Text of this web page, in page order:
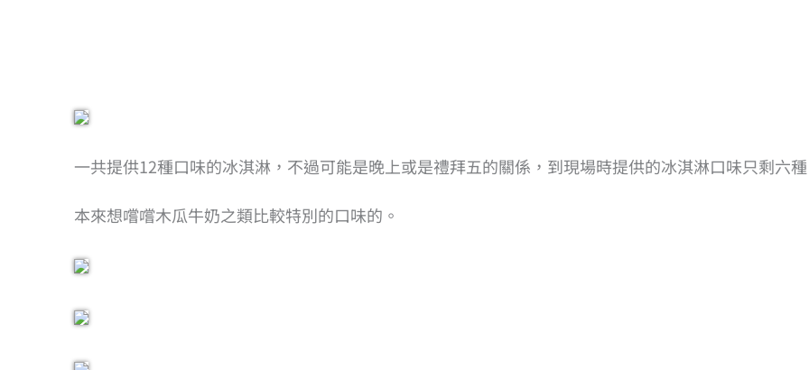
一共提供12種口味的冰淇淋，不過可能是晚上或是禮拜五的關係，到現場時提供的冰淇淋口味只剩六
本來想嚐嚐木瓜牛奶之類比較特別的口味的。